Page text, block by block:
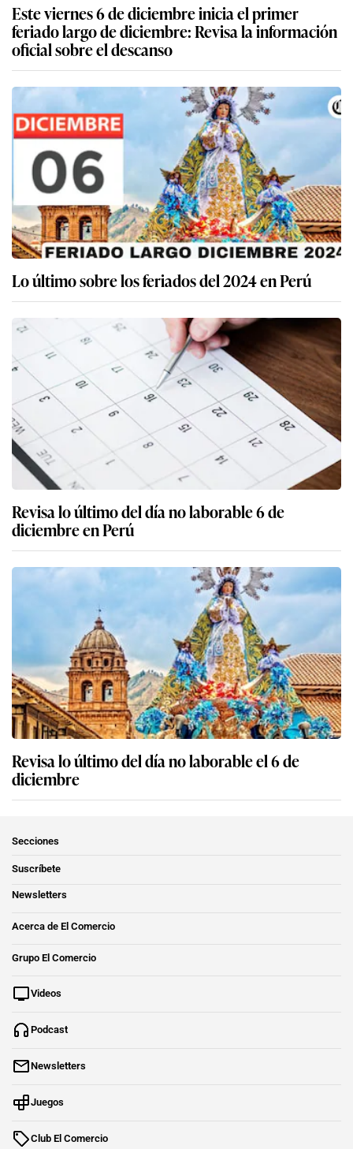
Este viernes 6 de diciembre inicia el primer
feriado largo de diciembre: Revisa la información
oficial sobre el descanso
Lo último sobre los feriados del 2024 en Perú
Revisa lo último del día no laborable 6 de
diciembre en Perú
Revisa lo último del día no laborable el 6 de
diciembre
Secciones
Suscríbete
Newsletters
Acerca de El Comercio
Grupo El Comercio
Videos
Podcast
Newsletters
Juegos
Club El Comercio